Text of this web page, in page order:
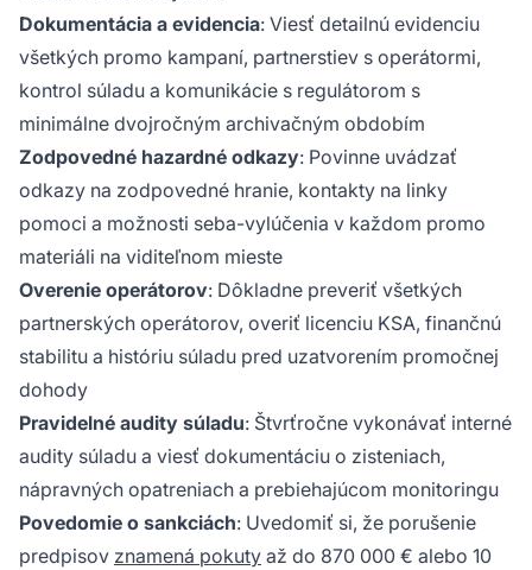
Dokumentácia a evidencia: Viesť detailnú evidenciu
všetkých promo kampaní, partnerstiev s operátormi,
kontrol súladu a komunikácie s regulátorom s
minimálne dvojročným archivačným obdobím
Zodpovedné hazardné odkazy: Povinne uvádzať
odkazy na zodpovedné hranie, kontakty na linky
pomoci a možnosti seba-vylúčenia v každom promo
materiáli na viditeľnom mieste
Overenie operátorov: Dôkladne preveriť všetkých
partnerských operátorov, overiť licenciu KSA, finančnú
stabilitu a históriu súladu pred uzatvorením promočnej
dohody
Pravidelné audity súladu: Štvrťročne vykonávať interné
audity súladu a viesť dokumentáciu o zisteniach,
nápravných opatreniach a prebiehajúcom monitoringu
Povedomie o sankciách: Uvedomiť si, že porušenie
predpisov znamená pokuty až do 870 000 € alebo 10